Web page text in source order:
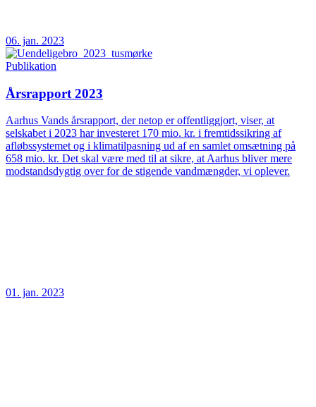
06. jan. 2023
Publikation
Årsrapport 2023
Aarhus Vands årsrapport, der netop er offentliggjort, viser, at
selskabet i 2023 har investeret 170 mio. kr. i fremtidssikring af
afløbssystemet og i klimatilpasning ud af en samlet omsætning på
658 mio. kr. Det skal være med til at sikre, at Aarhus bliver mere
modstandsdygtig over for de stigende vandmængder, vi oplever.
01. jan. 2023